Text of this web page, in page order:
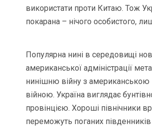
використати проти Китаю. Тож
покарана – нічого особистого,
Популярна нині в середовищі
американської адміністрації
нинішню війну з
війною. Україна виглядає
провінцією. Хороші північники
переможуть поганих південників